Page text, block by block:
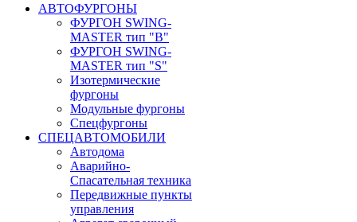
АВТОФУРГОНЫ
ФУРГОН SWING-
MASTER тип "B"
ФУРГОН SWING-
MASTER тип "S"
Изотермические
фургоны
Модульные фургоны
Спецфургоны
СПЕЦАВТОМОБИЛИ
Автодома
Аварийно-
Спасательная техника
Передвижные пункты
управления